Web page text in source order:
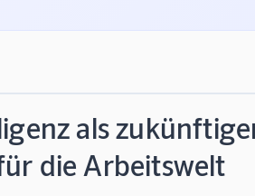
als
die Arbeitswelt